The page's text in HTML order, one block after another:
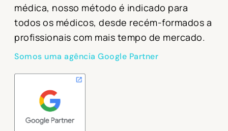
médica, nosso método é indicado para
todos os médicos, desde recém-formados a
profissionais com mais tempo de mercado.
Somos uma agência Google Partner